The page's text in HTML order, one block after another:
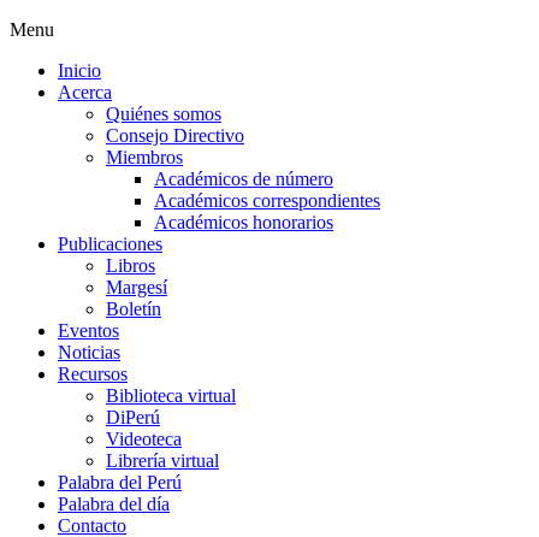
Menu
Inicio
Acerca
Quiénes somos
Consejo Directivo
Miembros
Académicos de número
Académicos correspondientes
Académicos honorarios
Publicaciones
Libros
Margesí
Boletín
Eventos
Noticias
Recursos
Biblioteca virtual
DiPerú
Videoteca
Librería virtual
Palabra del Perú
Palabra del día
Contacto